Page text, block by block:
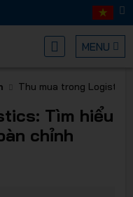
MENU
Thu mua trong
Tìm hiểu
chỉnh